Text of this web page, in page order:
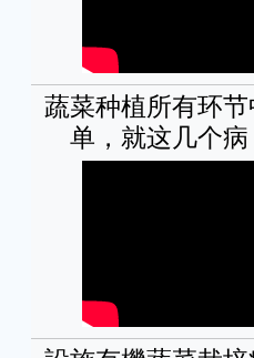
蔬菜种植所有环
单，就这几个